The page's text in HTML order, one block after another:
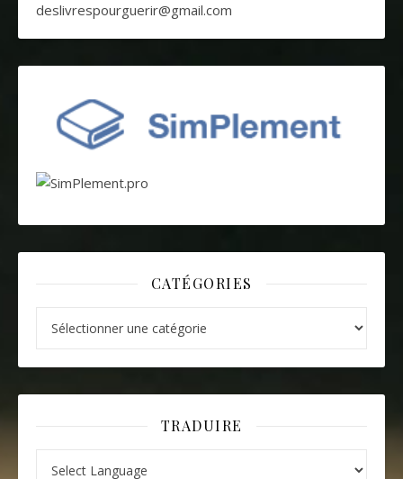
deslivrespourguerir@gmail.com
CATÉGORIES
TRADUIRE